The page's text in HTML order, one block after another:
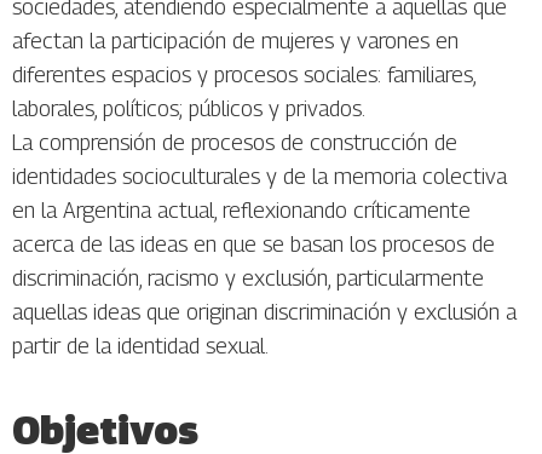
sociedades, atendiendo especialmente a aquellas que
afectan la participación de mujeres y varones en
diferentes espacios y procesos sociales: familiares,
laborales, políticos; públicos y privados.
La comprensión de procesos de construcción de
identidades socioculturales y de la memoria colectiva
en la Argentina actual, reflexionando críticamente
acerca de las ideas en que se basan los procesos de
discriminación, racismo y exclusión, particularmente
aquellas ideas que originan discriminación y exclusión a
partir de la identidad sexual.
Objetivos